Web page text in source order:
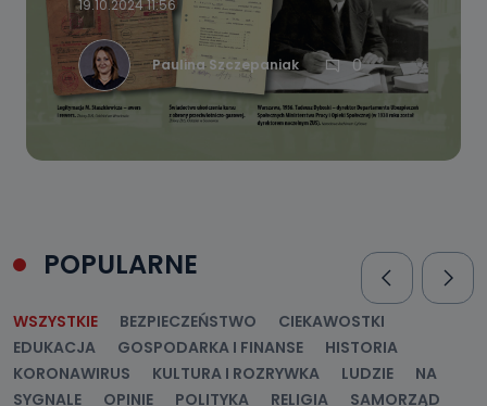
19.10.2024 11:56
Paulina Szczepaniak 0
POPULARNE
WSZYSTKIE BEZPIECZEŃSTWO
CIEKAWOSTKI
EDUKACJA
GOSPODARKA I FINANSE
HISTORIA
KORONAWIRUS
KULTURA I ROZRYWKA LUDZIE
NA
SYGNALE
OPINIE POLITYKA RELIGIA
SAMORZĄD